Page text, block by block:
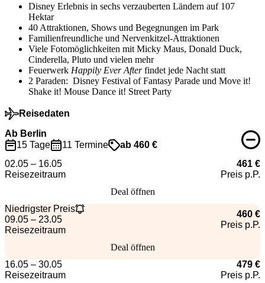
Disney Erlebnis in sechs verzauberten Ländern auf 107
Hektar
40 Attraktionen, Shows und Begegnungen im Park
Familienfreundliche und Nervenkitzel-Attraktionen
Viele Fotomöglichkeiten mit Micky Maus, Donald Duck,
Cinderella, Pluto und vielen mehr
Feuerwerk Happily Ever Afterfindet jede Nacht statt
2 Paraden: Disney Festival of Fantasy Parade und Move it!
Shake it! Mouse Dance it! Street Party
Reisedaten
Ab Berlin
15 Tage
11 Termine
ab 460 €
02.05 – 16.05
Reisezeitraum
461 €
Preis p.P.
Deal öffnen
Niedrigster Preis
09.05 – 23.05
Reisezeitraum
460 €
Preis p.P.
Deal öffnen
16.05 – 30.05
Reisezeitraum
479 €
Preis p.P.